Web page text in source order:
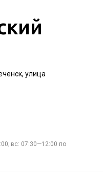
улица
вс: 07:30—12:00 по